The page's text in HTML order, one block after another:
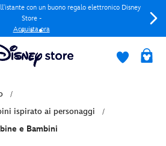
con un buono regalo elettronico Disney
Store -
Acquista ora
ispirato ai personaggi
e Bambini